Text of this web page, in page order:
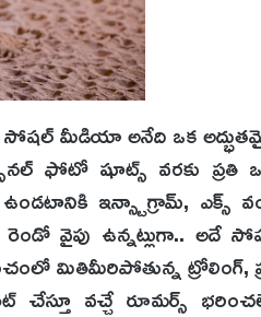
సోషల్ మీడియా అనేది ఒక
ఫోటో షూట్స్ వరకు ప్రతి
ఇన్స్టాగ్రామ్, ఎక్స్
వైపు ఉన్నట్లుగా.. అదే
మితిమీరిపోతున్న ట్రోలింగ్,
చేస్తూ వచ్చే రూమర్స్